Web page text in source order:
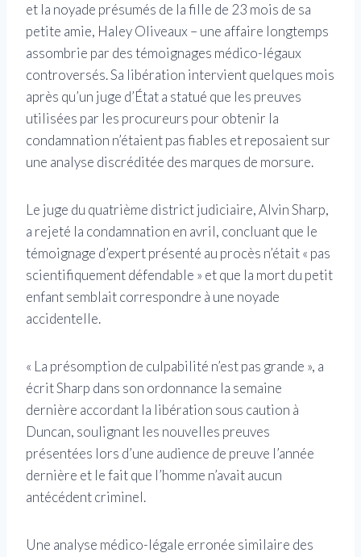
et la noyade présumés de la fille de 23 mois de sa
petite amie, Haley Oliveaux – une affaire longtemps
assombrie par des témoignages médico-légaux
controversés. Sa libération intervient quelques mois
après qu’un juge d’État a statué que les preuves
utilisées par les procureurs pour obtenir la
condamnation n’étaient pas fiables et reposaient sur
une analyse discréditée des marques de morsure.
Le juge du quatrième district judiciaire, Alvin Sharp,
a rejeté la condamnation en avril, concluant que le
témoignage d’expert présenté au procès n’était « pas
scientifiquement défendable » et que la mort du petit
enfant semblait correspondre à une noyade
accidentelle.
« La présomption de culpabilité n’est pas grande », a
écrit Sharp dans son ordonnance la semaine
dernière accordant la libération sous caution à
Duncan, soulignant les nouvelles preuves
présentées lors d’une audience de preuve l’année
dernière et le fait que l’homme n’avait aucun
antécédent criminel.
Une analyse médico-légale erronée similaire des